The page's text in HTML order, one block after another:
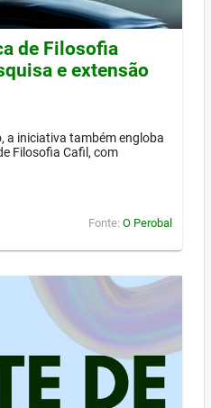
de Filosofia
e extensão
a iniciativa também engloba
Filosofia Cafil, com
Fonte: O Perobal